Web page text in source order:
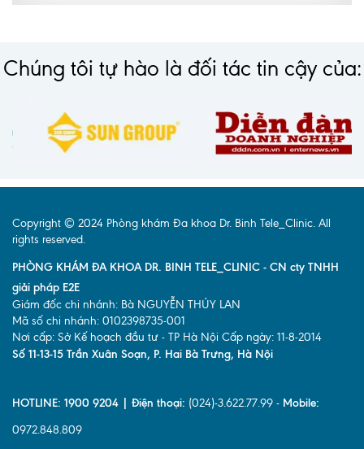
Chúng tôi tự hào là đối tác tin cậy của:
Copyright © 2024 Phòng khám Đa khoa Dr. Binh Tele_Clinic. All
rights reserved.
PHÒNG KHÁM ĐA KHOA DR. BINH TELE_CLINIC - CN cty TNHH
giải pháp E2E
Giám đốc chi nhánh: Bà NGUYỄN THÚY LAN
Mã số chi nhánh: 0102398735-001
Nơi cấp: Sở Kế hoạch đầu tư - TP Hà Nội Cấp ngày: 11-8-2014
Số 11-13-15 Trần Xuân Soạn, P. Hai Bà Trưng, Hà Nội
HOTLINE: 1900 9204 | Điện thoại: (024)-3.622.77.99 - Mobile:
0972.848.809